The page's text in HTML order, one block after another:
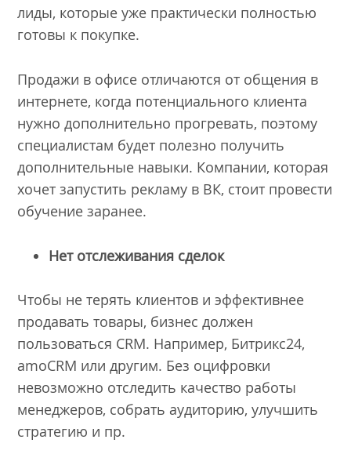
лиды, которые уже практически полностью
готовы к покупке.
Продажи в офисе отличаются от общения в
интернете, когда потенциального клиента
нужно дополнительно прогревать, поэтому
специалистам будет полезно получить
дополнительные навыки. Компании, которая
хочет запустить рекламу в ВК, стоит провести
обучение заранее.
Нет отслеживания сделок
Чтобы не терять клиентов и эффективнее
продавать товары, бизнес должен
пользоваться CRM. Например, Битрикс24,
amoCRM или другим. Без оцифровки
невозможно отследить качество работы
менеджеров, собрать аудиторию, улучшить
стратегию и пр.